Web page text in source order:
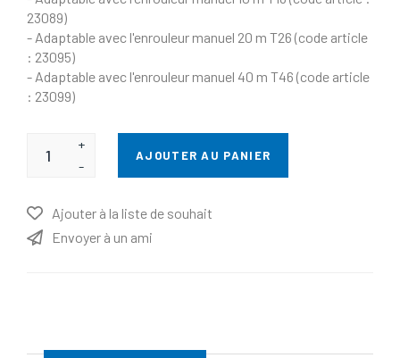
23089)
- Adaptable avec l'enrouleur manuel 20 m T26 (code article
: 23095)
- Adaptable avec l'enrouleur manuel 40 m T46 (code article
: 23099)
+
-
AJOUTER AU PANIER
Ajouter à la liste de souhait
Envoyer à un ami